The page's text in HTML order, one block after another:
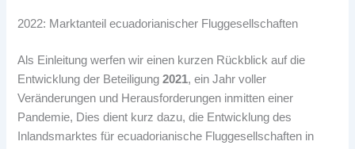
2022: Marktanteil ecuadorianischer Fluggesellschaften
Als Einleitung werfen wir einen kurzen Rückblick auf die
Entwicklung der Beteiligung2021, ein Jahr voller
Veränderungen und Herausforderungen inmitten einer
Pandemie, Dies dient kurz dazu, die Entwicklung des
Inlandsmarktes für ecuadorianische Fluggesellschaften in